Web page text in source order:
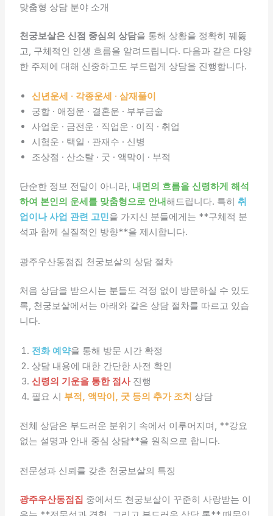
맞춤형 상담 분야 소개
천궁보살은 신점 중심의 상담을 통해 상황을 정확히 꿰뚫
고, 구체적인 인생 흐름을 알려드립니다. 다음과 같은 다양
한 주제에 대해 신중하고도 부드럽게 상담을 진행합니다.
신년운세 · 각종운세 · 삼재풀이
궁합 · 애정운 · 결혼운 · 부부금술
사업운 · 금전운 · 직업운 · 이직 · 취업
시험운 · 택일 · 관재수 · 신병
조상점 · 산소탈 · 굿 · 액막이 · 부적
단순한 정보 전달이 아니라, 내면의 흐름을 신령하게 해석
하여 본인의 운세를 맞춤형으로 안내해드립니다. 특히 취
업이나 사업 관련 고민을 가지신 분들에게는 **구체적 분
석과 함께 실질적인 방향**을 제시합니다.
광주우산동점집 천궁보살의 상담 절차
처음 상담을 받으시는 분들도 걱정 없이 방문하실 수 있도
록, 천궁보살에서는 아래와 같은 상담 절차를 따르고 있습
니다.
전화 예약을 통해 방문 시간 확정
상담 내용에 대한 간단한 사전 확인
신령의 기운을 통한 점사진행
필요 시 부적, 액막이, 굿 등의 추가 조치 상담
전체 상담은 부드러운 분위기 속에서 이루어지며, **강요
없는 설명과 안내 중심 상담**을 원칙으로 합니다.
전문성과 신뢰를 갖춘 천궁보살의 특징
광주우산동점집 중에서도 천궁보살이 꾸준히 사랑받는 이